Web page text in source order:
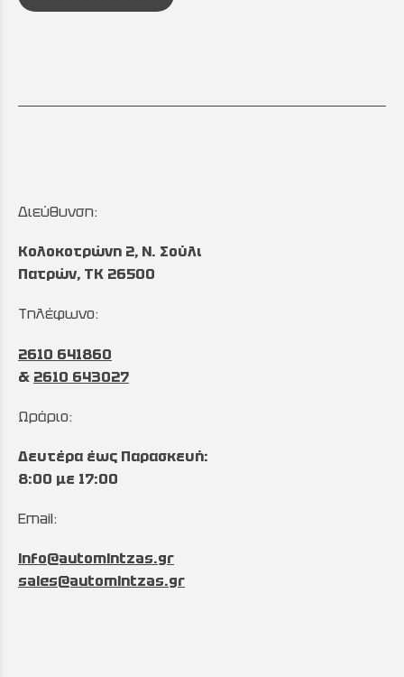
Διεύθυνση:
Κολοκοτρώνη 2, Ν. Σούλι
Πατρών, TK 26500
Τηλέφωνο:
2610 641860
& 2610 643027
Ωράριο:
Δευτέρα έως Παρασκευή:
8:00 με 17:00
Email:
info@automintzas.gr
sales@automintzas.gr